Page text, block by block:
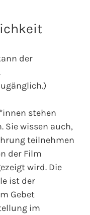
der
stehen
Sie wissen auch,
teilnehmen
der Film
wird. Die
ist der
Gebet
im